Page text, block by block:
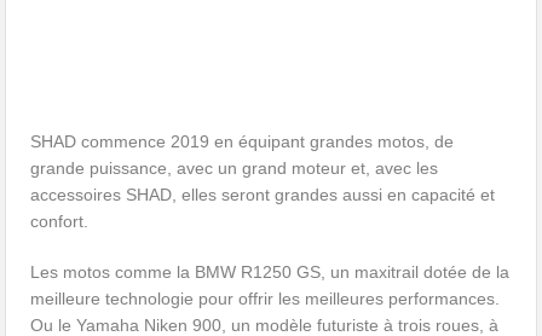
SHAD commence 2019 en équipant grandes motos, de
grande puissance, avec un grand moteur et, avec les
accessoires SHAD, elles seront grandes aussi en capacité et
confort.
Les motos comme la BMW R1250 GS, un maxitrail dotée de la
meilleure technologie pour offrir les meilleures performances.
Ou le Yamaha Niken 900, un modèle futuriste à trois roues, à